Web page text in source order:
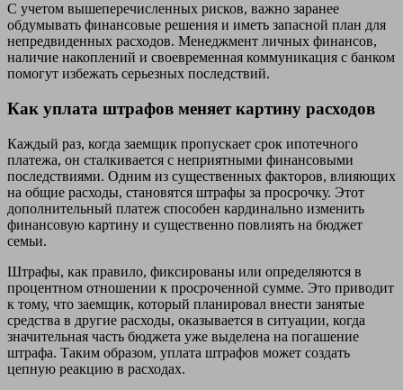
С учетом вышеперечисленных рисков, важно заранее
обдумывать финансовые решения и иметь запасной план для
непредвиденных расходов. Менеджмент личных финансов,
наличие накоплений и своевременная коммуникация с банком
помогут избежать серьезных последствий.
Как уплата штрафов меняет картину расходов
Каждый раз, когда заемщик пропускает срок ипотечного
платежа, он сталкивается с неприятными финансовыми
последствиями. Одним из существенных факторов, влияющих
на общие расходы, становятся штрафы за просрочку. Этот
дополнительный платеж способен кардинально изменить
финансовую картину и существенно повлиять на бюджет
семьи.
Штрафы, как правило, фиксированы или определяются в
процентном отношении к просроченной сумме. Это приводит
к тому, что заемщик, который планировал внести занятые
средства в другие расходы, оказывается в ситуации, когда
значительная часть бюджета уже выделена на погашение
штрафа. Таким образом, уплата штрафов может создать
цепную реакцию в расходах.